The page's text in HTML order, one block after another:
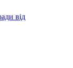
від